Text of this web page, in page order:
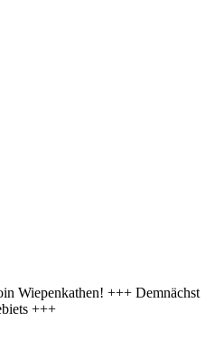
Wiepenkathen! +++ Demnächst
+++